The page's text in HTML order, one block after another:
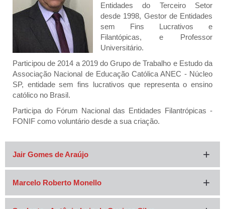
Entidades do Terceiro Setor
desde 1998, Gestor de Entidades
sem Fins Lucrativos e
Filantópicas, e Professor
Universitário.
Participou de 2014 a 2019 do Grupo de Trabalho e Estudo da
Associação Nacional de Educação Católica ANEC - Núcleo
SP, entidade sem fins lucrativos que representa o ensino
católico no Brasil.
Participa do Fórum Nacional das Entidades Filantrópicas -
FONIF como voluntário desde a sua criação.
Jair Gomes de Araújo
Marcelo Roberto Monello